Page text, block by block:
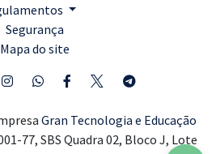
Segurança
Mapa do site
Gran Tecnologia e Educação
77, SBS Quadra 02, Bloco J, Lote